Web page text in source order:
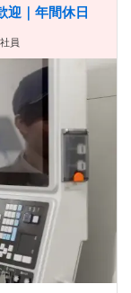
迎｜年間休日
員